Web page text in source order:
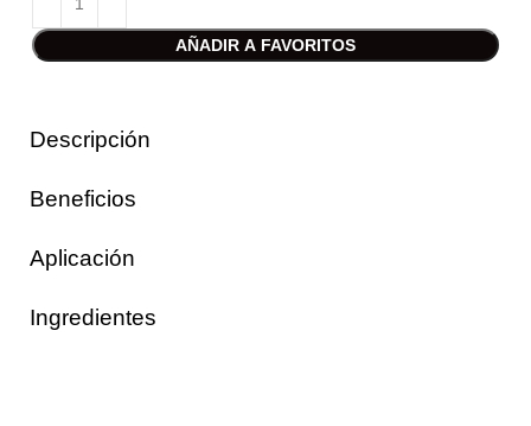
AÑADIR A FAVORITOS
Descripción
Beneficios
Aplicación
Ingredientes